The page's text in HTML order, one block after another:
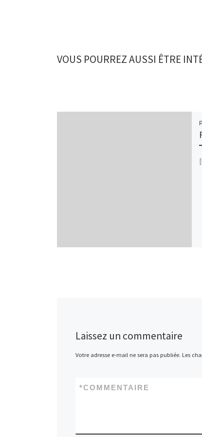
VOUS POURREZ AUSSI ÊTRE
Laissez un commentaire
Votre adresse e-mail ne sera pas publiée. Les
COMMENTAIRE
*